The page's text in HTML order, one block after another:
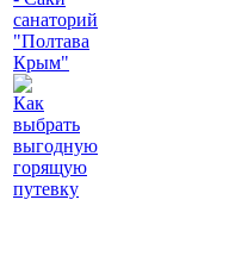
санаторий
"Полтава
Крым"
Как
выбрать
выгодную
горящую
путевку